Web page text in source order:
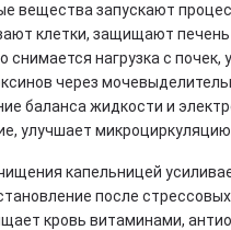
вещества запускают
клетки, защищают
снимается нагрузка с почек,
через
баланса жидкости и
улучшает микроциркуляцию.
капельницей
после стрессовых
кровь витаминами,